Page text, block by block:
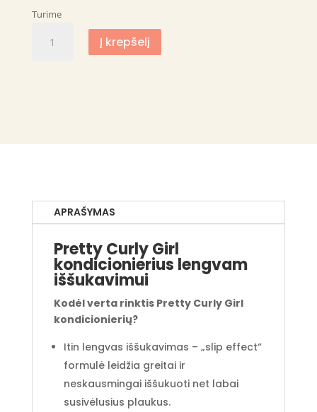
Turime
kiekis:
Į krepšelį
APRAŠYMAS
Pretty Curly Girl
kondicionierius lengvam
iššukavimui
Kodėl verta rinktis Pretty Curly Girl
kondicionierių?
Itin lengvas iššukavimas – „slip effect“
formulė leidžia greitai ir
neskausmingai iššukuoti net labai
susivėlusius plaukus.